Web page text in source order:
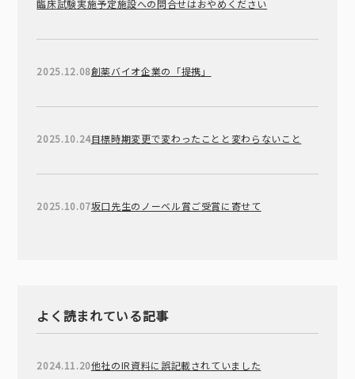
臨床試験実施予定施設への問合せはおやめください
2025.12.08創薬バイオ企業の「提携」
2025.10.24目標時期変更で変わったことと変わらないこと
2025.10.07坂口先生のノーベル賞ご受賞に寄せて
よく読まれている記事
2024.11.20他社のIR資料に誤記載されていました